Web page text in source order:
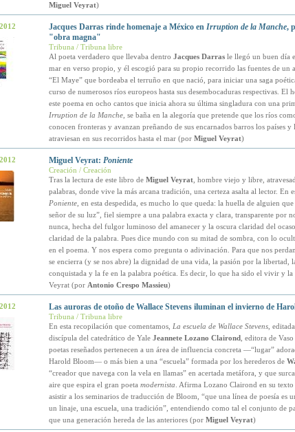
Miguel Veyrat)
Jacques Darras rinde homenaje a México en Irruption de la Manche,
"obra magna"
Tribuna / Tribuna libre
Al poeta verdadero que llevaba dentro Jacques Darrasle llegó un buen día
mar en verso propio, y él escogió para su propio recorrido las fuentes de un
“El Maye” que bordeaba el terruño en que nació, para iniciar una saga
curso de numerosos ríos europeos hasta sus desembocaduras respectivas. El
este poema en ocho cantos que inicia ahora su última singladura con una
Irruption de la Manche, se baña en la alegoría que pretende que los ríos
conocen fronteras y avanzan preñando de sus encarnados barros los países y
atraviesan en sus recorridos hasta el mar (por Miguel Veyrat)
Miguel Veyrat: Poniente
Creación / Creación
Tras la lectura de este libro de Miguel Veyrat, hombre viejo y libre,
palabras, donde vive la más arcana tradición, una certeza asalta al lector. En
Poniente, en esta despedida, es mucho lo que queda: la huella de alguien
señor de su luz”, fiel siempre a una palabra exacta y clara, transparente por
nunca, hecha del fulgor luminoso del amanecer y la oscura claridad del
claridad de la palabra. Pues dice mundo con su mitad de sombra, con lo
en el poema. Y nos espera como pregunta o adivinación. Para que nos
se encierra (y se nos abre) la dignidad de una vida, la pasión por la libertad,
conquistada y la fe en la palabra poética. Es decir, lo que ha sido el vivir y
Veyrat (por Antonio Crespo Massieu)
Las auroras de otoño de Wallace Stevens iluminan el invierno de
Tribuna / Tribuna libre
En esta recopilación que comentamos, La escuela de Wallace Stevens,
discípula del catedrático de Yale Jeannete Lozano Clairond, editora de
poetas reseñados pertenecen a un área de influencia concreta —“lugar”
Harold Bloom— o más bien a una “escuela” formada por los herederos de
“creador que navega con la vela en llamas” en acertada metáfora, y que
aire que espira el gran poeta modernista . Afirma Lozano Clairond en su
asistir a los seminarios de traducción de Bloom, “que una línea de poesía es
un linaje, una escuela, una tradición”, entendiendo como tal el conjunto de
que una generación hereda de las anteriores (por Miguel Veyrat)